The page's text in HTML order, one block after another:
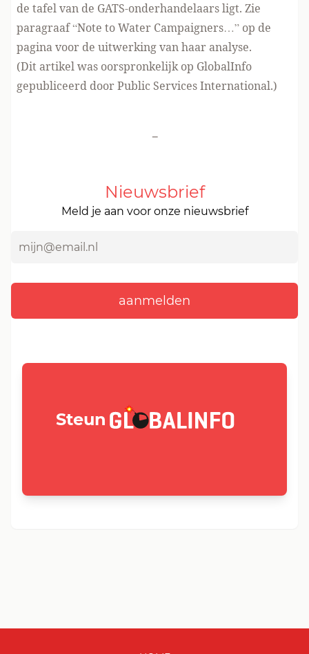
de tafel van de GATS-onderhandelaars ligt. Zie
paragraaf “Note to Water Campaigners…” op de
paginavoor de uitwerking van haar analyse.
(Dit artikel was oorspronkelijk op GlobalInfo
gepubliceerd door Public Services International.)
-
Nieuwsbrief
Meld je aan voor onze nieuwsbrief
Steun GLOBALINFO.nl